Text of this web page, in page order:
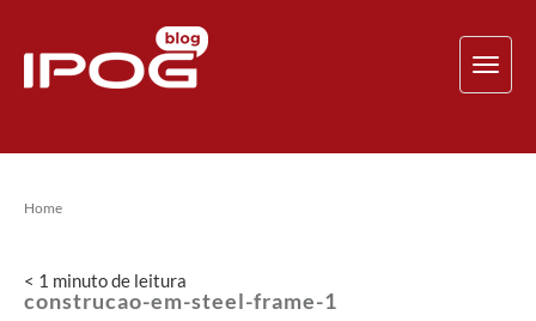
Home
< 1 minutode leitura
construcao-em-steel-frame-1